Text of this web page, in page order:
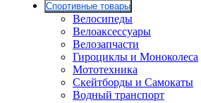
Спортивные товары
Велосипеды
Велоаксессуары
Велозапчасти
Гироциклы и Моноколеса
Мототехника
Скейтборды и Самокаты
Водный транспорт